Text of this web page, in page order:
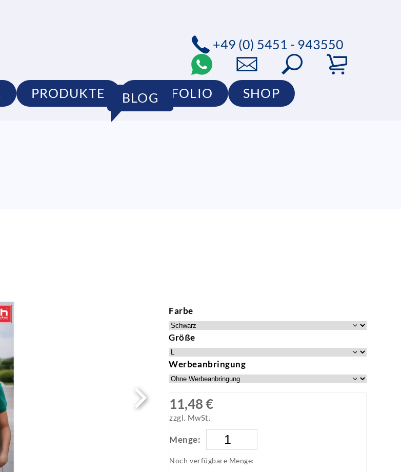
PRODUKTE PORTFOLIO SHOP
BLOG
+49 (0) 5451 - 943550
Farbe
Größe
Werbeanbringung
11,48 €
zzgl. MwSt.
Menge:
Noch verfügbare Menge: